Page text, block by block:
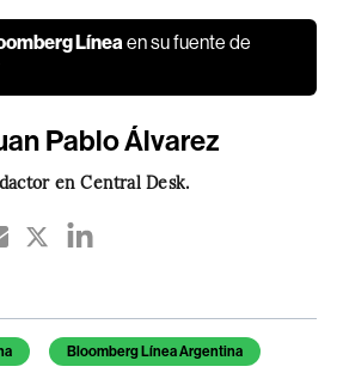
Líneaen su fuente de
Pablo Álvarez
en Central Desk.
Bloomberg Línea Argentina